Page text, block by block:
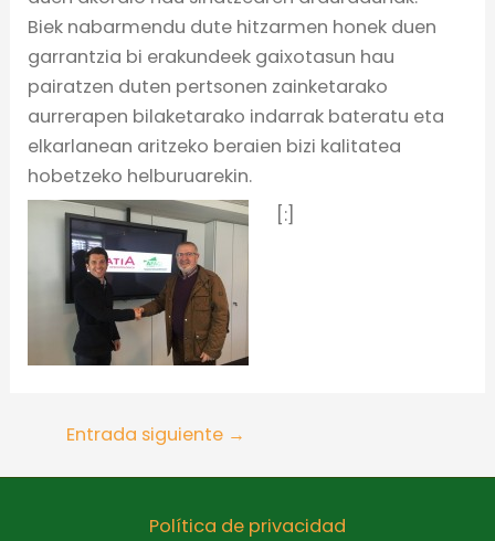
Biek nabarmendu dute hitzarmen honek duen
garrantzia bi erakundeek gaixotasun hau
pairatzen duten pertsonen zainketarako
aurrerapen bilaketarako indarrak bateratu eta
elkarlanean aritzeko beraien bizi kalitatea
hobetzeko helburuarekin.
[:]
Entrada siguiente →
Política de privacidad